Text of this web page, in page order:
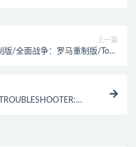
上一篇
版/全面战争：罗马重制版/Total